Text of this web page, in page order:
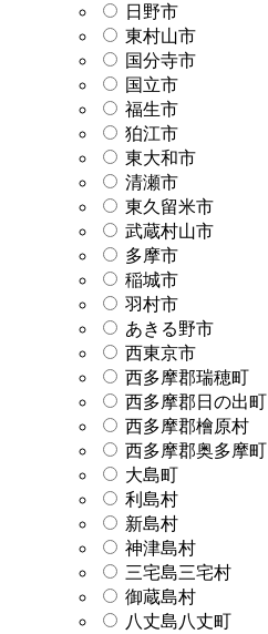
日野市
東村山市
国分寺市
国立市
福生市
狛江市
東大和市
清瀬市
東久留米市
武蔵村山市
多摩市
稲城市
羽村市
あきる野市
西東京市
西多摩郡瑞穂町
西多摩郡日の出町
西多摩郡檜原村
西多摩郡奥多摩町
大島町
利島村
新島村
神津島村
三宅島三宅村
御蔵島村
八丈島八丈町